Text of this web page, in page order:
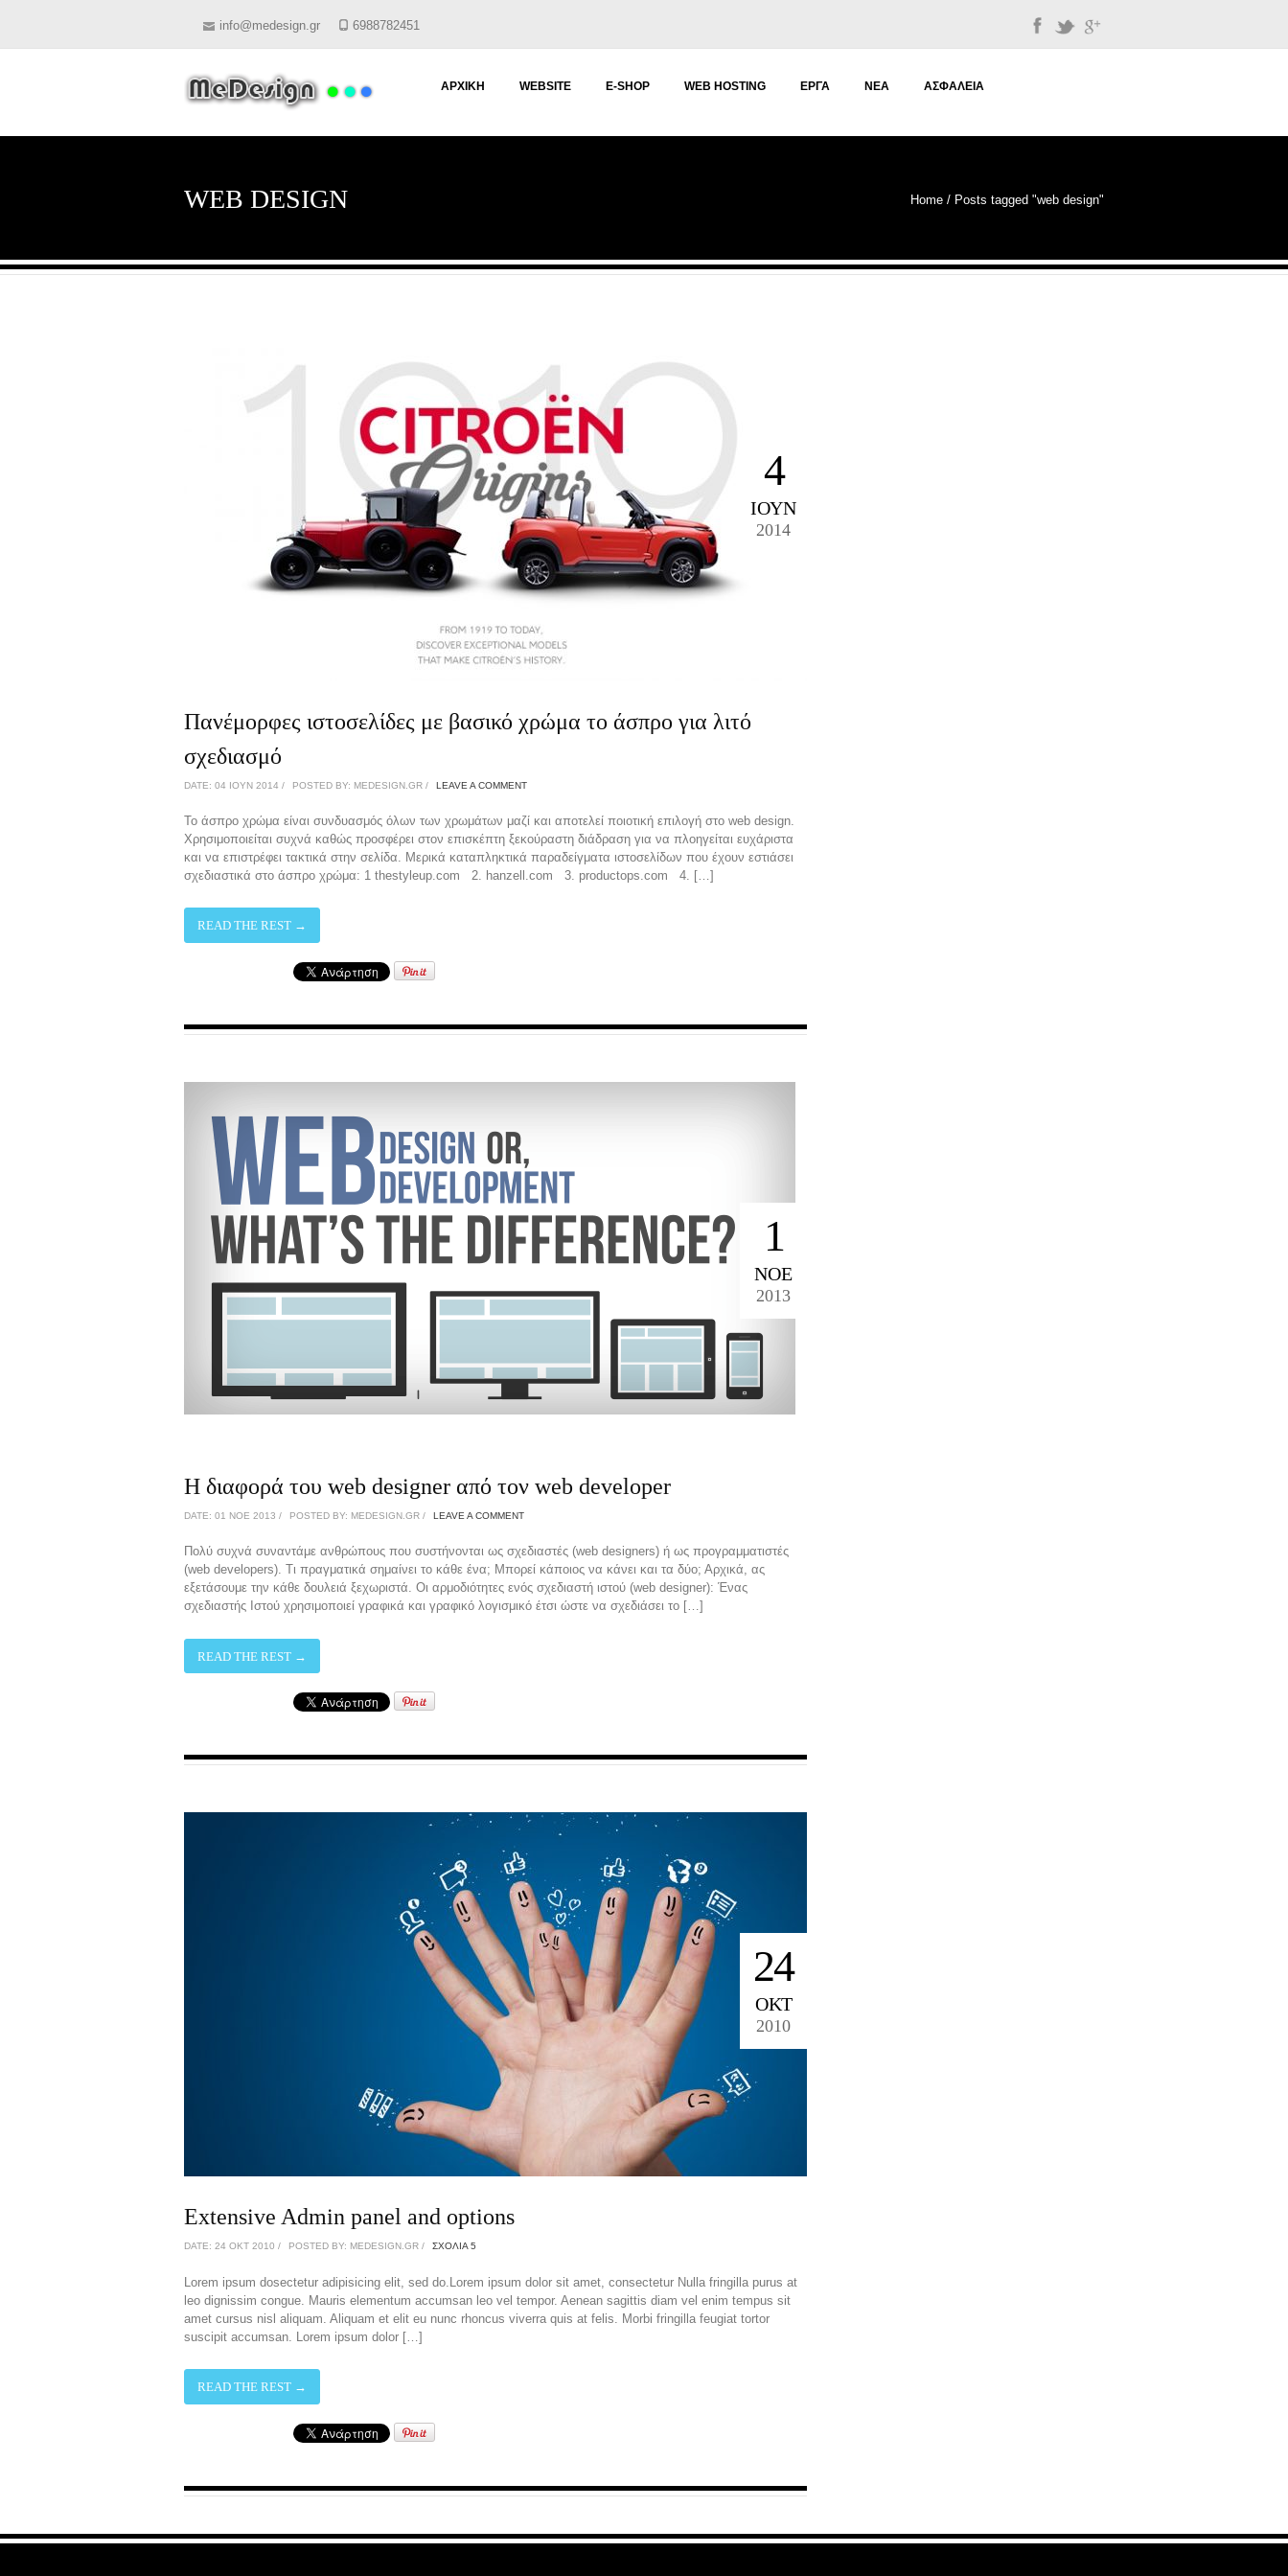
6988782451
info@medesign.gr
ΑΡΧΙΚΉ WEBSITE E-SHOP WEB HOSTING ΈΡΓΑ ΝΈΑ ΑΣΦΆΛΕΙΑ
WEB DESIGN Home / Posts tagged "web design"
4
ΙΟΎΝ
2014
Πανέμορφες ιστοσελίδες με βασικό χρώμα το άσπρο για λιτό
σχεδιασμό
DATE: 04 ΙΟΎΝ 2014 / POSTED BY: MEDESIGN.GR / LEAVE A COMMENT
Το άσπρο χρώμα είναι συνδυασμός όλων των χρωμάτων μαζί και αποτελεί ποιοτική επιλογή στο web design.
Χρησιμοποιείται συχνά καθώς προσφέρει στον επισκέπτη ξεκούραστη διάδραση για να πλοηγείται ευχάριστα
και να επιστρέφει τακτικά στην σελίδα. Μερικά καταπληκτικά παραδείγματα ιστοσελίδων που έχουν εστιάσει
σχεδιαστικά στο άσπρο χρώμα: 1 thestyleup.com 2. hanzell.com 3. productops.com 4. […]
READ THE REST →
1
ΝΟΈ
2013
Η διαφορά του web designer από τον web developer
DATE: 01 ΝΟΈ 2013 / POSTED BY: MEDESIGN.GR / LEAVE A COMMENT
Πολύ συχνά συναντάμε ανθρώπους που συστήνονται ως σχεδιαστές (web designers) ή ως προγραμματιστές
(web developers). Τι πραγματικά σημαίνει το κάθε ένα; Μπορεί κάποιος να κάνει και τα δύο; Αρχικά, ας
εξετάσουμε την κάθε δουλειά ξεχωριστά. Οι αρμοδιότητες ενός σχεδιαστή ιστού (web designer): Ένας
σχεδιαστής Ιστού χρησιμοποιεί γραφικά και γραφικό λογισμικό έτσι ώστε να σχεδιάσει το […]
READ THE REST →
24
ΟΚΤ
2010
Extensive Admin panel and options
DATE: 24 ΟΚΤ 2010 / POSTED BY: MEDESIGN.GR / ΣΧΌΛΙΑ 5
Lorem ipsum dosectetur adipisicing elit, sed do.Lorem ipsum dolor sit amet, consectetur Nulla fringilla purus at
leo dignissim congue. Mauris elementum accumsan leo vel tempor. Aenean sagittis diam vel enim tempus sit
amet cursus nisl aliquam. Aliquam et elit eu nunc rhoncus viverra quis at felis. Morbi fringilla feugiat tortor
suscipit accumsan. Lorem ipsum dolor […]
READ THE REST →